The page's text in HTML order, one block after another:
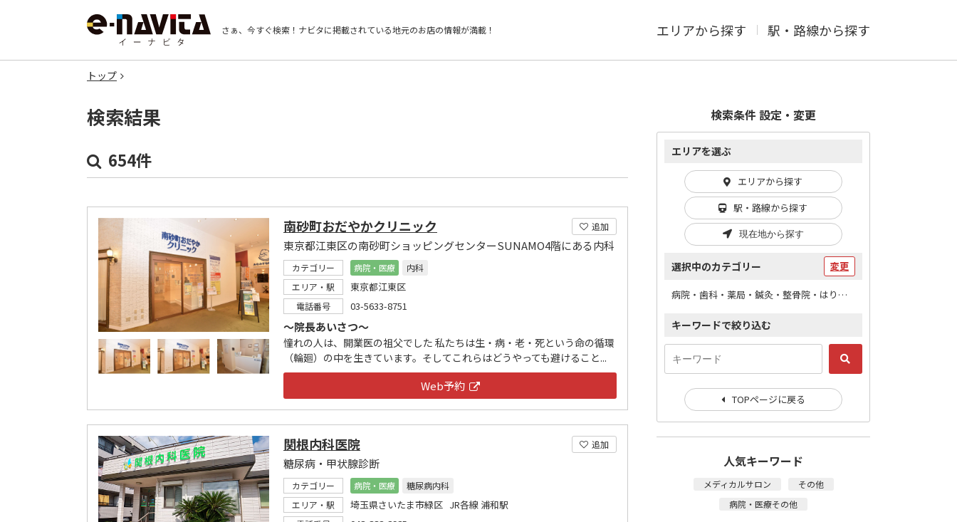
さぁ、今すぐ検索！ ナビタに掲載されている地元のお店の情報が満載！ エリアから探す 駅・路線から探す
トップ
検索結果
654件
追加
南砂町おだやかクリニック
東京都江東区の南砂町ショッピングセンターSUNAMO4階にある内科
カテゴリー 病院・医療
内科
エリア・駅
東京都江東区
電話番号 03-5633-8751
～院長あいさつ～
憧れの人は、開業医の祖父でした 私たちは生・病・老・死という命の循環
（輪廻）の中を生きています。そしてこれらはどうやっても避けること...
Web予約
追加
関根内科医院
糖尿病・甲状腺診断
カテゴリー 病院・医療
糖尿病内科
エリア・駅
埼玉県さいたま市緑区 JR各線 浦和駅
検索条件 設定・変更
エリアを選ぶ
エリアから探す
駅・路線から探す
現在地から探す
選択中のカテゴリー 変更
病院・歯科・薬局・鍼灸・整骨院・はりマッサージ /
キーワードで絞り込む
TOPページに戻る
人気キーワード
メディカルサロン
その他
病院・医療その他